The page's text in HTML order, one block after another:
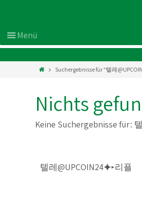
Suchergebnisse für "텔레
Nichts
Keine Suchergebnisse für: